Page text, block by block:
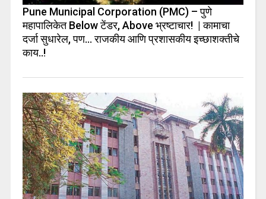
Pune Municipal Corporation (PMC) – पुणे
महापालिकेत Below टेंडर, Above भ्रष्टाचार! | कामाचा
दर्जा सुधारेल, पण… राजकीय आणि प्रशासकीय इच्छाशक्तीचे
काय..!